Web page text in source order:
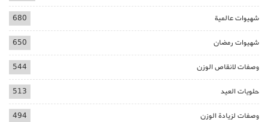
شهيوات عالمية 680
شهيوات رمضان 650
وصفات لانقاص الوزن 544
حلويات العيد 513
وصفات لزيادة الوزن 494